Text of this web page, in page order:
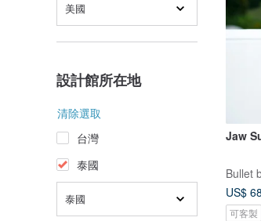
美國
設計館所在地
清除選取
台灣
泰國
泰國
Jaw
Bullet
US$
可客製